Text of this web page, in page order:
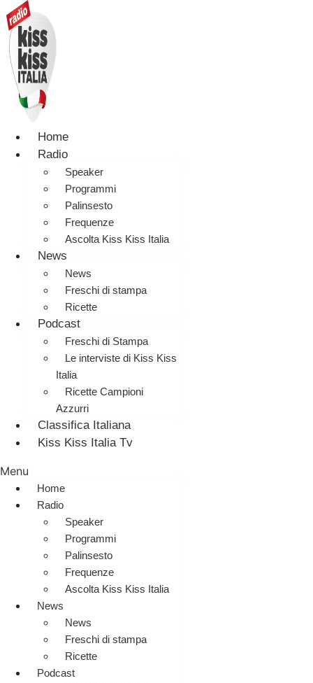
Home
Radio
Speaker
Programmi
Palinsesto
Frequenze
Ascolta Kiss Kiss Italia
News
News
Freschi di stampa
Ricette
Podcast
Freschi di Stampa
Le interviste di Kiss Kiss
Italia
Ricette Campioni
Azzurri
Classifica Italiana
Kiss Kiss Italia Tv
Menu
Home
Radio
Speaker
Programmi
Palinsesto
Frequenze
Ascolta Kiss Kiss Italia
News
News
Freschi di stampa
Ricette
Podcast